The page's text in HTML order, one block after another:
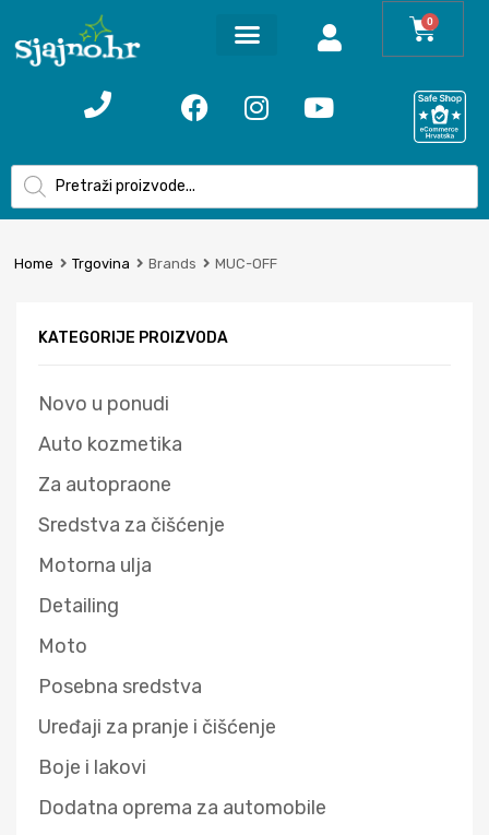
0
Home Trgovina Brands MUC-OFF
KATEGORIJE PROIZVODA
Novo u ponudi
Auto kozmetika
Za autopraone
Sredstva za čišćenje
Motorna ulja
Detailing
Moto
Posebna sredstva
Uređaji za pranje i čišćenje
Boje i lakovi
Dodatna oprema za automobile